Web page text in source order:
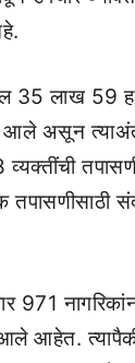
35 लाख 59
आले असून
तपासणीसाठी
971
आहेत.